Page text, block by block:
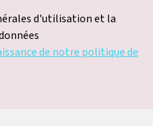
d'utilisation et la
de notre politique de